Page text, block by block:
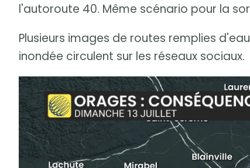
l'autoroute 40. Même scénario pour la
Plusieurs images de routes remplies
inondée circulent sur les réseaux sociaux.